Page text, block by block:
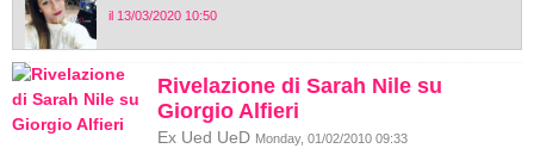
il 13/03/2020 10:50
Rivelazione di Sarah Nile su
Giorgio Alfieri
Ex Ued UeD Monday, 01/02/2010 09:33